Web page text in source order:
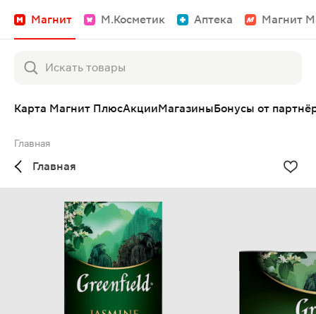
Магнит М.Косметик Аптека Магнит
Карта Магнит ПлюсАкцииМагазиныБонусы от
Главная
Главная